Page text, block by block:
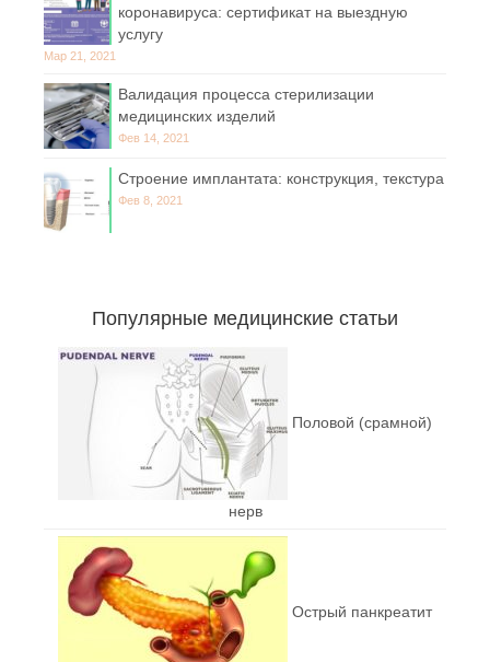
коронавируса: сертификат на выездную
услугу
Мар 21, 2021
Валидация процесса стерилизации
медицинских изделий
Фев 14, 2021
Строение имплантата: конструкция, текстура
Фев 8, 2021
Популярные медицинские статьи
Половой (срамной)
нерв
Острый панкреатит